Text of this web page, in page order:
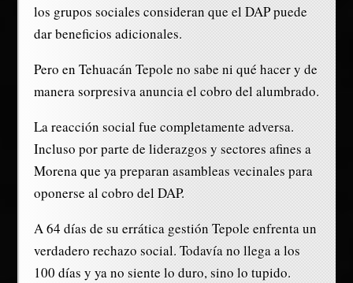
los grupos sociales consideran que el DAP puede
dar beneficios adicionales.
Pero en Tehuacán Tepole no sabe ni qué hacer y de
manera sorpresiva anuncia el cobro del alumbrado.
La reacción social fue completamente adversa.
Incluso por parte de liderazgos y sectores afines a
Morena que ya preparan asambleas vecinales para
oponerse al cobro del DAP.
A 64 días de su errática gestión Tepole enfrenta un
verdadero rechazo social. Todavía no llega a los
100 días y ya no siente lo duro, sino lo tupido.